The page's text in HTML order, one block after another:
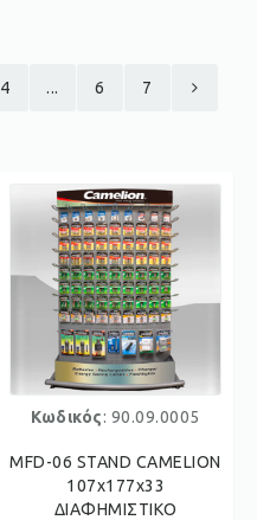
4 ... 6 7
Κωδικός: 90.09.0005
MFD-06 STAND CAMELION
107x177x33
ΔΙΑΦΗΜΙΣΤΙΚΟ